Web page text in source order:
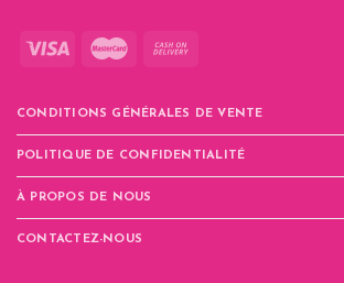
sur
du
CONDITIONS GÉNÉRALES DE VENTE
POLITIQUE DE CONFIDENTIALITÉ
À PROPOS DE NOUS
CONTACTEZ-NOUS